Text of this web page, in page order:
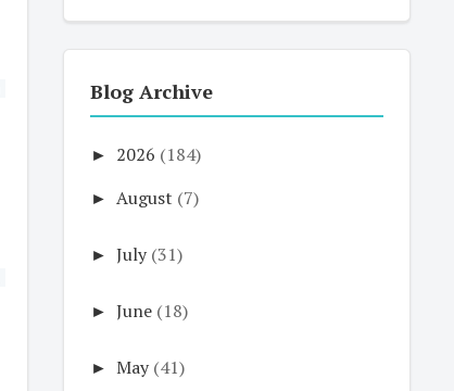
Blog Archive
► 2026 (184)
► August (7)
► July (31)
► June (18)
► May (41)